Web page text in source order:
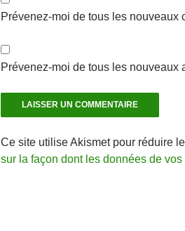
Prévenez-moi de tous les nouveaux
Prévenez-moi de tous les nouveaux
Ce site utilise Akismet pour réduire
sur la façon dont les données de